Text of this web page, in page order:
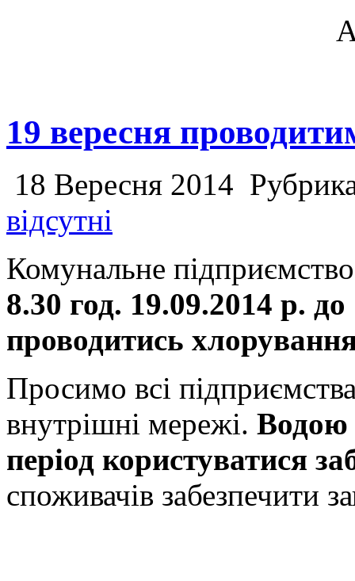
19 вересня
18 Вересня 2014
відсутні
Комунальне
8.30 год. 19.09.2014 р.
проводитись
Просимо всі
внутрішні мережі. Водою
період користуватися
споживачів забезпечити